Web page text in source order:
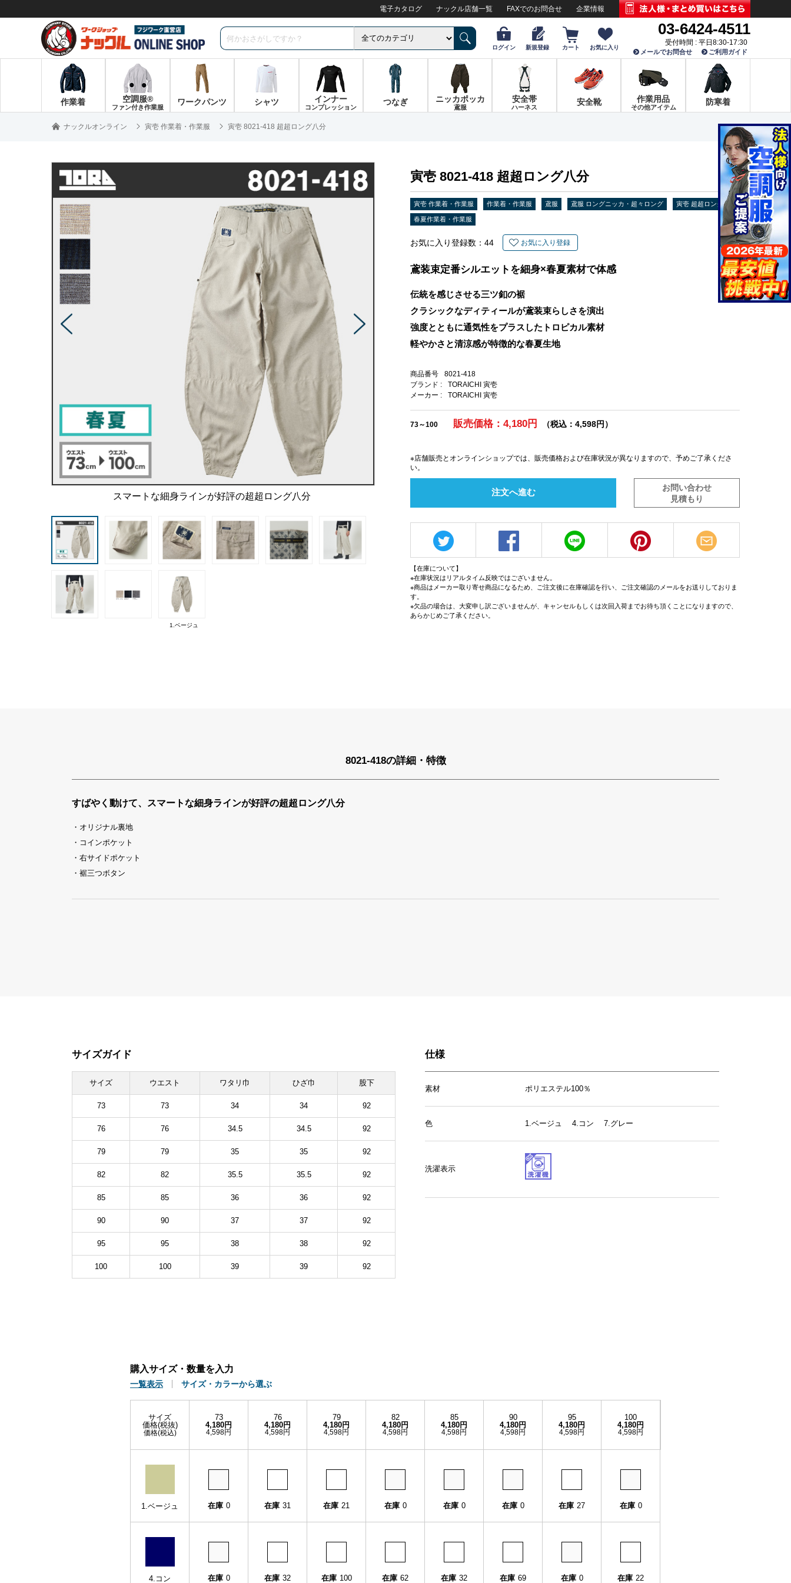
電子カタログ ナックル店舗一覧 FAXでのお問合せ 企業情報
ログイン 新規登録 カート お気に入り
03-6424-4511
受付時間 : 平日8:30-17:30
メールでお問合せ ご利用ガイド
作業着 空調服®
ファン付き作業服
ワークパンツ シャツ インナー
コンプレッション
つなぎ ニッカポッカ
鳶服
安全帯
ハーネス
安全靴 作業用品
その他アイテム
防寒着
ナックルオンライン 寅壱 作業着・作業服 寅壱 8021-418 超超ロング八分
スマートな細身ラインが好評の超超ロング八分
1.ベージュ
寅壱 8021-418 超超ロング八分
寅壱 作業着・作業服 作業着・作業服 鳶服 鳶服 ロングニッカ・超々ロング 寅壱 超超ロング
春夏作業着・作業服
お気に入り登録数： 44 お気に入り登録
鳶装束定番シルエットを細身×春夏素材で体感
伝統を感じさせる三ツ釦の裾
クラシックなディティールが鳶装束らしさを演出
強度とともに通気性をプラスしたトロピカル素材
軽やかさと清涼感が特徴的な春夏生地
商品番号
8021-418
ブランド :
TORAICHI 寅壱
メーカー :
TORAICHI 寅壱
73～100 販売価格：4,180円 （税込：4,598円）
※店舗販売とオンラインショップでは、販売価格および在庫状況が異なりますので、予めご了承くださ
い。
注文へ進む
お問い合わせ
見積もり
【在庫について】
※在庫状況はリアルタイム反映ではございません。
※商品はメーカー取り寄せ商品になるため、ご注文後に在庫確認を行い、ご注文確認のメールをお送りしておりま
す。
※欠品の場合は、大変申し訳ございませんが、キャンセルもしくは次回入荷までお待ち頂くことになりますので、
あらかじめご了承ください。
8021-418の詳細・特徴
すばやく動けて、スマートな細身ラインが好評の超超ロング八分
・オリジナル裏地
・コインポケット
・右サイドポケット
・裾三つボタン
サイズガイド
サイズ ウエスト ワタリ巾 ひざ巾 股下
73 73 34 34 92
76 76 34.5 34.5 92
79 79 35 35 92
82 82 35.5 35.5 92
85 85 36 36 92
90 90 37 37 92
95 95 38 38 92
100 100 39 39 92
仕様
素材 ポリエステル100％
色 1.ベージュ 4.コン 7.グレー
洗濯表示
購入サイズ・数量を入力
一覧表示 サイズ・カラーから選ぶ
サイズ
価格(税抜)
価格(税込)
73
4,180円
4,598円
76
4,180円
4,598円
79
4,180円
4,598円
82
4,180円
4,598円
85
4,180円
4,598円
90
4,180円
4,598円
95
4,180円
4,598円
100
4,180円
4,598円
1.ベージュ 在庫 0 在庫 31 在庫 21 在庫 0 在庫 0 在庫 0 在庫 27 在庫 0
4.コン 在庫 0 在庫 32 在庫 100 在庫 62 在庫 32 在庫 69 在庫 0 在庫 22